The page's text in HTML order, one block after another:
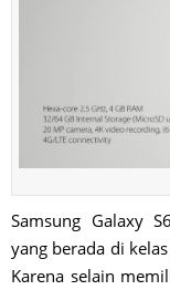
Samsung Galaxy
yang berada di
Karena selain